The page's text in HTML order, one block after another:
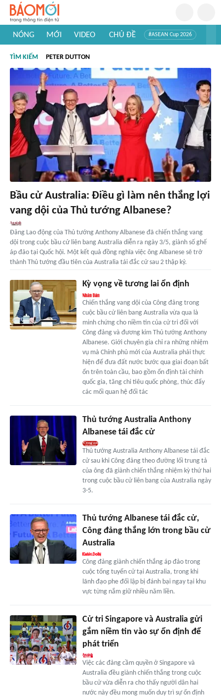
NÓNG MỚI VIDEO CHỦ ĐỀ #ASEAN Cup 2026
#Khám phá thế giới
TÌM KIẾM PETER DUTTON
Bầu cử Australia: Điều gì làm nên thắng lợi
vang dội của Thủ tướng Albanese?
Đảng Lao động của Thủ tướng Anthony Albanese đã chiến thắng vang
dội trong cuộc bầu cử liên bang Australia diễn ra ngày 3/5, giành số ghế
áp đảo tại Quốc hội. Một kết quả đồng nghĩa việc ông Albanese sẽ trở
thành Thủ tướng đầu tiên của Australia tái đắc cử sau 2 thập kỷ.
Kỳ vọng về tương lai ổn định
Chiến thắng vang dội của Công đảng trong
cuộc bầu cử liên bang Australia vừa qua là
minh chứng cho niềm tin của cử tri đối với
Công đảng và đương kim Thủ tướng Anthony
Albanese. Giới chuyên gia chỉ ra những nhiệm
vụ mà Chính phủ mới của Australia phải thực
hiện để đưa đất nước bước qua giai đoạn bất
ổn trên toàn cầu, bao gồm ổn định tài chính
quốc gia, tăng chi tiêu quốc phòng, thúc đẩy
các mối quan hệ đối tác
Thủ tướng Australia Anthony
Albanese tái đắc cử
Thủ tướng Australia Anthony Albanese tái đắc
cử sau khi Công đảng theo đường lối trung tả
của ông đã giành chiến thắng nhiệm kỳ thứ hai
trong cuộc bầu cử liên bang của Australia ngày
3-5.
Thủ tướng Albanese tái đắc cử,
Công đảng thắng lớn trong bầu cử
Australia
Công đảng giành chiến thắng áp đảo trong
cuộc tổng tuyển cử tại Australia, trong khi
lãnh đạo phe đối lập bị đánh bại ngay tại khu
vực từng nắm giữ nhiều năm liền.
Cử tri Singapore và Australia gửi
gắm niềm tin vào sự ổn định để
phát triển
Việc các đảng cầm quyền ở Singapore và
Australia đều giành chiến thắng trong cuộc
bầu cử vừa diễn ra cho thấy người dân hai
nước này đều mong muốn duy trì sự ổn định